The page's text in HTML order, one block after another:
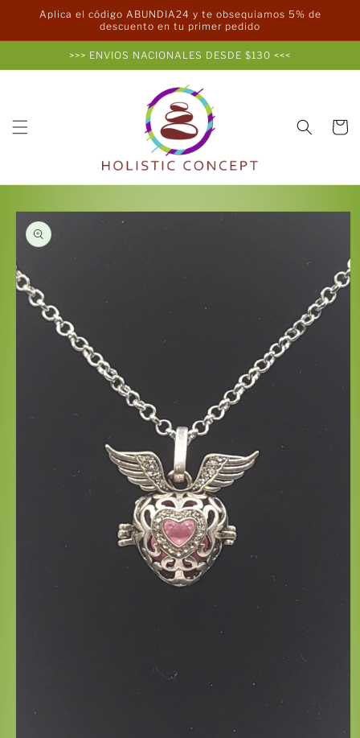
directamente
Aplica el código ABUNDIA24 y te obsequiamos 5% de
descuento en tu primer pedido
>>> ENVIOS NACIONALES DESDE $130 <<<
Carrito
directamente
información